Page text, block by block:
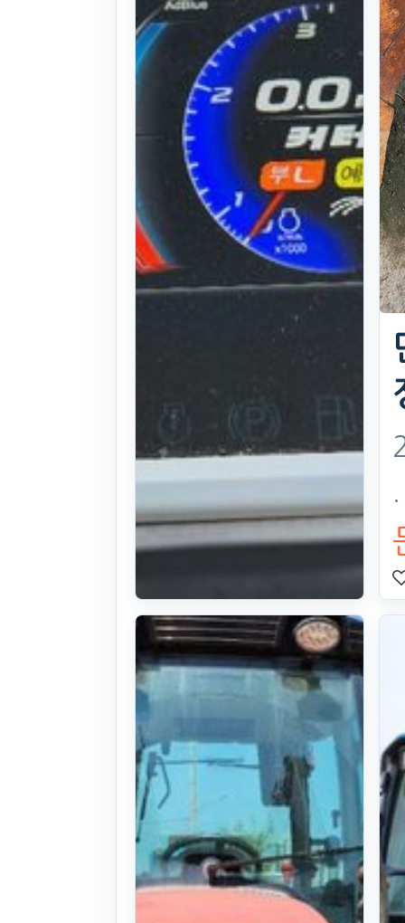
구보다 콤바인
ZR7130 (7조
식)
23식((677시간)
시간)
. 3일 전(324)